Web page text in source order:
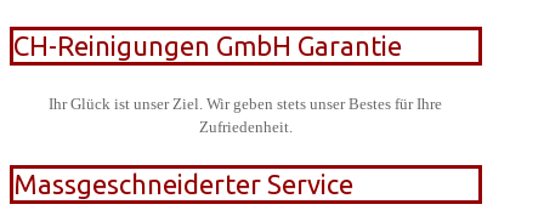
CH-Reinigungen GmbH Garantie
Ihr Glück ist unser Ziel. Wir geben stets unser Bestes für Ihre
Zufriedenheit.
Massgeschneiderter Service